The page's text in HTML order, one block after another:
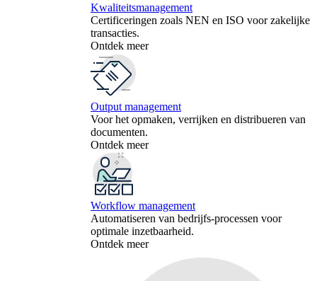
Kwaliteitsmanagement
Certificeringen zoals NEN en ISO voor zakelijke
transacties.
Ontdek meer
Output management
Voor het opmaken, verrijken en distribueren van
documenten.
Ontdek meer
Workflow management
Automatiseren van bedrijfs-processen voor
optimale inzetbaarheid.
Ontdek meer